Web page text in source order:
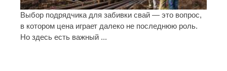
Выбор подрядчика для забивки свай — это вопрос,
в котором цена играет далеко не последнюю роль.
Но здесь есть важный ...